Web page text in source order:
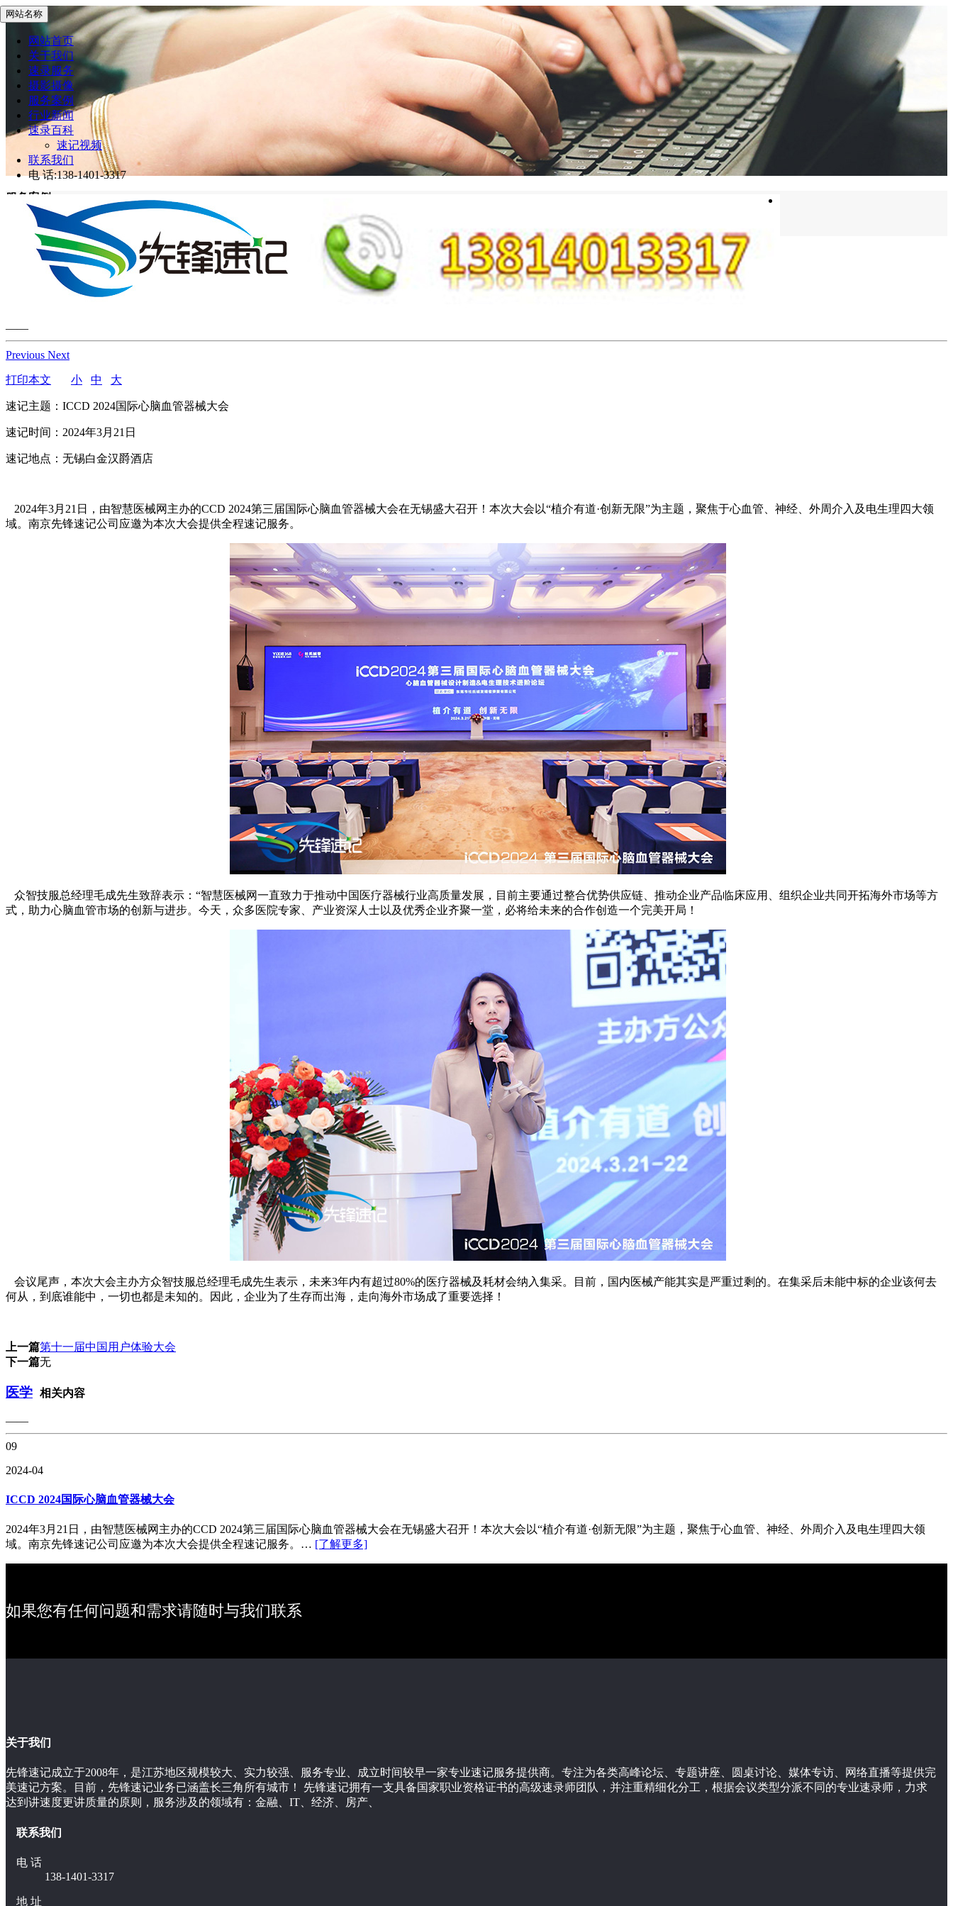
网站名称
网站首页
关于我们
速录服务
摄影摄像
服务案例
行业新闻
速录百科
速记视频
联系我们
电 话:138-1401-3317
服务案例
先锋速记> 服务案例
网站首页
服务案例
ICCD 2024国际心脑血管器械大会
——
Previous Next
打印本文 小 中 大
速记主题：ICCD 2024国际心脑血管器械大会
速记时间：2024年3月21日
速记地点：无锡白金汉爵酒店
2024年3月21日，由智慧医械网主办的CCD 2024第三届国际心脑血管器械大会在无锡盛大召开！本次大会以“植介有道·创新无限”为主题，聚焦于心血管、神经、外周介入及电生理四大领
域。南京先锋速记公司应邀为本次大会提供全程速记服务。
众智技服总经理毛成先生致辞表示：“智慧医械网一直致力于推动中国医疗器械行业高质量发展，目前主要通过整合优势供应链、推动企业产品临床应用、组织企业共同开拓海外市场等方
式，助力心脑血管市场的创新与进步。今天，众多医院专家、产业资深人士以及优秀企业齐聚一堂，必将给未来的合作创造一个完美开局！
会议尾声，本次大会主办方众智技服总经理毛成先生表示，未来3年内有超过80%的医疗器械及耗材会纳入集采。目前，国内医械产能其实是严重过剩的。在集采后未能中标的企业该何去
何从，到底谁能中，一切也都是未知的。因此，企业为了生存而出海，走向海外市场成了重要选择！
上一篇第十一届中国用户体验大会
下一篇无
医学 相关内容
——
09
2024-04
ICCD 2024国际心脑血管器械大会
2024年3月21日，由智慧医械网主办的CCD 2024第三届国际心脑血管器械大会在无锡盛大召开！本次大会以“植介有道·创新无限”为主题，聚焦于心血管、神经、外周介入及电生理四大领
域。南京先锋速记公司应邀为本次大会提供全程速记服务。… [了解更多]
如果您有任何问题和需求请随时与我们联系
关于我们
先锋速记成立于2008年，是江苏地区规模较大、实力较强、服务专业、成立时间较早一家专业速记服务提供商。专注为各类高峰论坛、专题讲座、圆桌讨论、媒体专访、网络直播等提供完
美速记方案。目前，先锋速记业务已涵盖长三角所有城市！ 先锋速记拥有一支具备国家职业资格证书的高级速录师团队，并注重精细化分工，根据会议类型分派不同的专业速录师，力求
达到讲速度更讲质量的原则，服务涉及的领域有：金融、IT、经济、房产、
联系我们
电 话
138-1401-3317
地 址